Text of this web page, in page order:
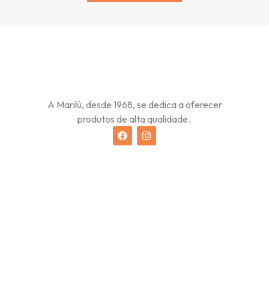
A Marilú, desde 1968, se dedica a oferecer
produtos de alta qualidade.